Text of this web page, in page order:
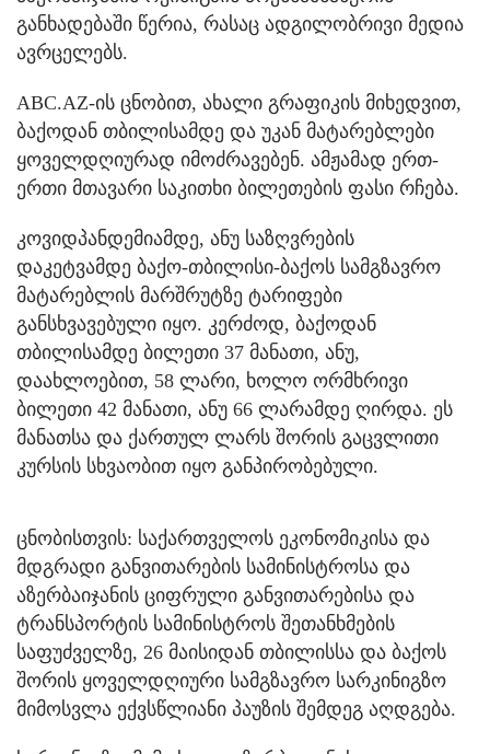
განხადებაში წერია, რასაც ადგილობრივი მედია
ავრცელებს.
ABC.AZ-ის ცნობით, ახალი გრაფიკის მიხედვით,
ბაქოდან თბილისამდე და უკან მატარებლები
ყოველდღიურად იმოძრავებენ. ამჟამად ერთ-
ერთი მთავარი საკითხი ბილეთების ფასი რჩება.
კოვიდპანდემიამდე, ანუ საზღვრების
დაკეტვამდე ბაქო-თბილისი-ბაქოს სამგზავრო
მატარებლის მარშრუტზე ტარიფები
განსხვავებული იყო. კერძოდ, ბაქოდან
თბილისამდე ბილეთი 37 მანათი, ანუ,
დაახლოებით, 58 ლარი, ხოლო ორმხრივი
ბილეთი 42 მანათი, ანუ 66 ლარამდე ღირდა. ეს
მანათსა და ქართულ ლარს შორის გაცვლითი
კურსის სხვაობით იყო განპირობებული.
ცნობისთვის: საქართველოს ეკონომიკისა და
მდგრადი განვითარების სამინისტროსა და
აზერბაიჯანის ციფრული განვითარებისა და
ტრანსპორტის სამინისტროს შეთანხმების
საფუძველზე, 26 მაისიდან თბილისსა და ბაქოს
შორის ყოველდღიური სამგზავრო სარკინიგზო
მიმოსვლა ექვსწლიანი პაუზის შემდეგ აღდგება.